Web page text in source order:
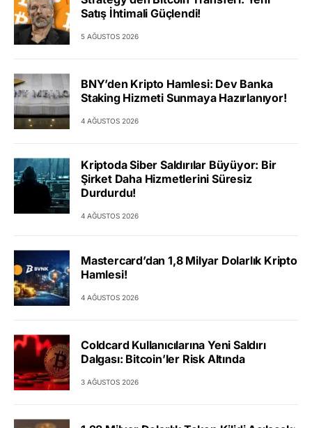
Satış İhtimali Güçlendi!
5 AĞUSTOS 2026
BNY’den Kripto Hamlesi: Dev Banka
Staking Hizmeti Sunmaya Hazırlanıyor!
4 AĞUSTOS 2026
Kriptoda Siber Saldırılar Büyüyor: Bir
Şirket Daha Hizmetlerini Süresiz
Durdurdu!
4 AĞUSTOS 2026
Mastercard’dan 1,8 Milyar Dolarlık Kripto
Hamlesi!
4 AĞUSTOS 2026
Coldcard Kullanıcılarına Yeni Saldırı
Dalgası: Bitcoin’ler Risk Altında
3 AĞUSTOS 2026